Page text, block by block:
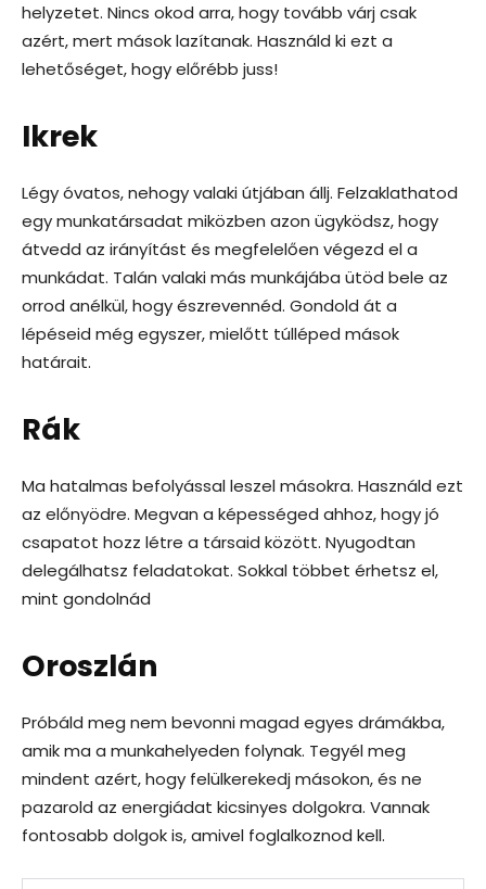
helyzetet. Nincs okod arra, hogy tovább várj csak
azért, mert mások lazítanak. Használd ki ezt a
lehetőséget, hogy előrébb juss!
Ikrek
Légy óvatos, nehogy valaki útjában állj. Felzaklathatod
egy munkatársadat miközben azon ügyködsz, hogy
átvedd az irányítást és megfelelően végezd el a
munkádat. Talán valaki más munkájába ütöd bele az
orrod anélkül, hogy észrevennéd. Gondold át a
lépéseid még egyszer, mielőtt túlléped mások
határait.
Rák
Ma hatalmas befolyással leszel másokra. Használd ezt
az előnyödre. Megvan a képességed ahhoz, hogy jó
csapatot hozz létre a társaid között. Nyugodtan
delegálhatsz feladatokat. Sokkal többet érhetsz el,
mint gondolnád
Oroszlán
Próbáld meg nem bevonni magad egyes drámákba,
amik ma a munkahelyeden folynak. Tegyél meg
mindent azért, hogy felülkerekedj másokon, és ne
pazarold az energiádat kicsinyes dolgokra. Vannak
fontosabb dolgok is, amivel foglalkoznod kell.